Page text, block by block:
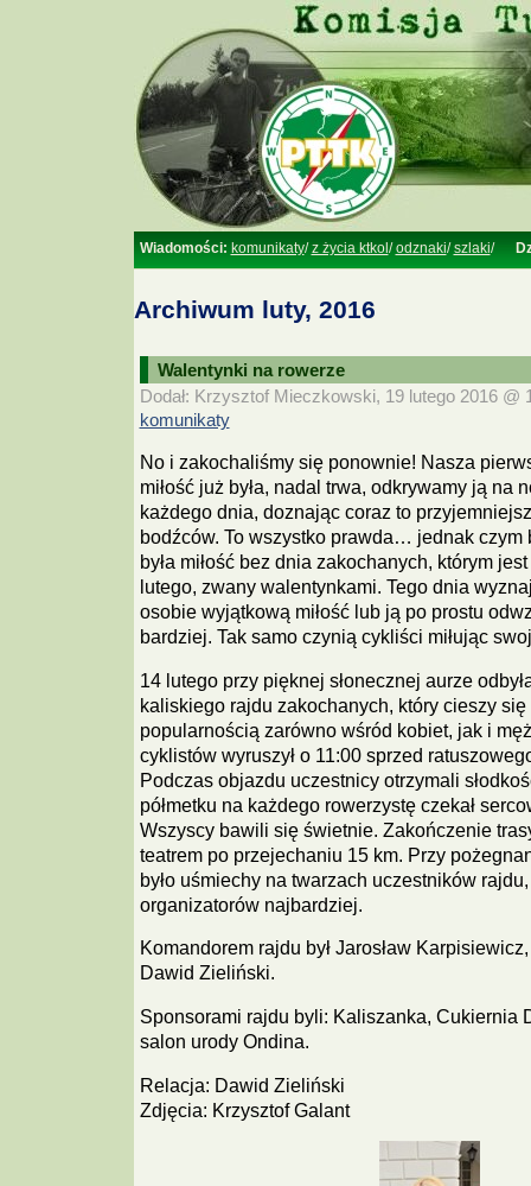
Wiadomości: komunikaty/z życia ktkol /odznaki/szlaki/
Archiwum luty, 2016
Walentynki na rowerze
Dodał: Krzysztof Mieczkowski, 19 lutego 2016 @
komunikaty
No i zakochaliśmy się ponownie! Nasza
miłość już była, nadal trwa, odkrywamy ją na
każdego dnia, doznając coraz to
bodźców. To wszystko prawda… jednak czym
była miłość bez dnia zakochanych, którym
lutego, zwany walentynkami. Tego dnia
osobie wyjątkową miłość lub ją po prostu
bardziej. Tak samo czynią cykliści miłując
14 lutego przy pięknej słonecznej aurze
kaliskiego rajdu zakochanych, który cieszy
popularnością zarówno wśród kobiet, jak i
cyklistów wyruszył o 11:00 sprzed
Podczas objazdu uczestnicy otrzymali
półmetku na każdego rowerzystę czekał
Wszyscy bawili się świetnie. Zakończenie
teatrem po przejechaniu 15 km. Przy
było uśmiechy na twarzach uczestników
organizatorów najbardziej.
Komandorem rajdu był Jarosław
Dawid Zieliński.
Sponsorami rajdu byli: Kaliszanka, Cukiernia
salon urody Ondina.
Relacja: Dawid Zieliński
Zdjęcia: Krzysztof Galant